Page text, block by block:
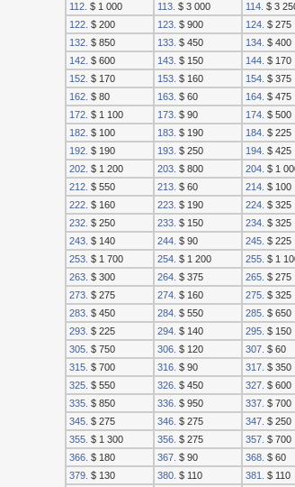
112. $ 1 000 113. $ 3 000 114. $ 3
122. $ 200 123. $ 900 124. $ 275
132. $ 850 133. $ 450 134. $ 400
142. $ 600 143. $ 150 144. $ 170
152. $ 170 153. $ 160 154. $ 375
162. $ 80 163. $ 60 164. $ 475
172. $ 1 100 173. $ 90 174. $ 500
182. $ 100 183. $ 190 184. $ 225
192. $ 190 193. $ 250 194. $ 425
202. $ 1 200 203. $ 800 204. $ 1
212. $ 550 213. $ 60 214. $ 100
222. $ 160 223. $ 190 224. $ 325
232. $ 250 233. $ 150 234. $ 325
243. $ 140 244. $ 90 245. $ 225
253. $ 1 700 254. $ 1 200 255. $ 1
263. $ 300 264. $ 375 265. $ 275
273. $ 275 274. $ 160 275. $ 325
283. $ 450 284. $ 550 285. $ 650
293. $ 225 294. $ 140 295. $ 150
305. $ 750 306. $ 120 307. $ 60
315. $ 700 316. $ 90 317. $ 350
325. $ 550 326. $ 450 327. $ 600
335. $ 850 336. $ 950 337. $ 700
345. $ 275 346. $ 275 347. $ 250
355. $ 1 300 356. $ 275 357. $ 700
366. $ 180 367. $ 90 368. $ 60
379. $ 130 380. $ 110 381. $ 110